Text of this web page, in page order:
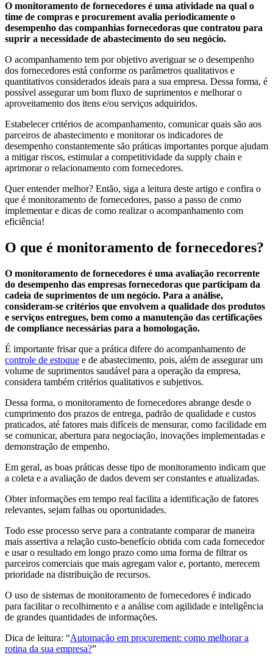
O monitoramento de fornecedores é uma atividade na qual o
time de compras e procurement avalia periodicamente o
desempenho das companhias fornecedoras que contratou para
suprir a necessidade de abastecimento do seu negócio.
O acompanhamento tem por objetivo averiguar se o desempenho
dos fornecedores está conforme os parâmetros qualitativos e
quantitativos considerados ideais para a sua empresa. Dessa forma, é
possível assegurar um bom fluxo de suprimentos e melhorar o
aproveitamento dos itens e/ou serviços adquiridos.
Estabelecer critérios de acompanhamento, comunicar quais são aos
parceiros de abastecimento e monitorar os indicadores de
desempenho constantemente são práticas importantes porque ajudam
a mitigar riscos, estimular a competitividade da supply chain e
aprimorar o relacionamento com fornecedores.
Quer entender melhor? Então, siga a leitura deste artigo e confira o
que é monitoramento de fornecedores, passo a passo de como
implementar e dicas de como realizar o acompanhamento com
eficiência!
O que é monitoramento de fornecedores?
O monitoramento de fornecedores é uma avaliação recorrente
do desempenho das empresas fornecedoras que participam da
cadeia de suprimentos de um negócio. Para a análise,
consideram-se critérios que envolvem a qualidade dos produtos
e serviços entregues, bem como a manutenção das certificações
de compliance necessárias para a homologação.
É importante frisar que a prática difere do acompanhamento de
controle de estoque e de abastecimento, pois, além de assegurar um
volume de suprimentos saudável para a operação da empresa,
considera também critérios qualitativos e subjetivos.
Dessa forma, o monitoramento de fornecedores abrange desde o
cumprimento dos prazos de entrega, padrão de qualidade e custos
praticados, até fatores mais difíceis de mensurar, como facilidade em
se comunicar, abertura para negociação, inovações implementadas e
demonstração de empenho.
Em geral, as boas práticas desse tipo de monitoramento indicam que
a coleta e a avaliação de dados devem ser constantes e atualizadas.
Obter informações em tempo real facilita a identificação de fatores
relevantes, sejam falhas ou oportunidades.
Todo esse processo serve para a contratante comparar de maneira
mais assertiva a relação custo-benefício obtida com cada fornecedor
e usar o resultado em longo prazo como uma forma de filtrar os
parceiros comerciais que mais agregam valor e, portanto, merecem
prioridade na distribuição de recursos.
O uso de sistemas de monitoramento de fornecedores é indicado
para facilitar o recolhimento e a análise com agilidade e inteligência
de grandes quantidades de informações.
Dica de leitura: “Automação em procurement: como melhorar a
rotina da sua empresa?”